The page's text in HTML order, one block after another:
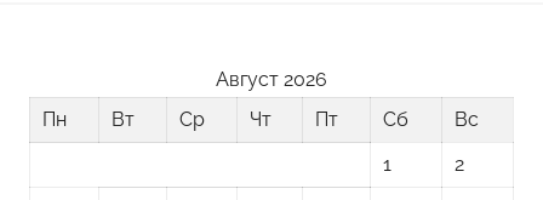
Август 2026
Пн
Вт Ср Чт Пт Сб
Вс
1
2